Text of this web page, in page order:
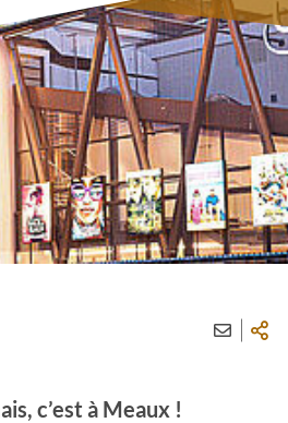
c’est à Meaux !